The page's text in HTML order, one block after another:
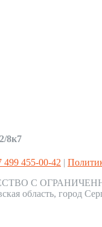
8к7
499 455-00-42 |
С
область, город